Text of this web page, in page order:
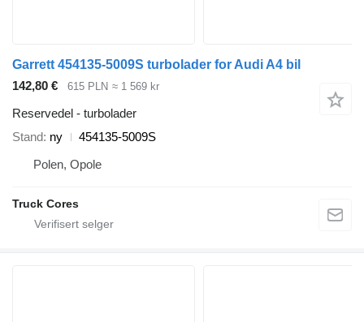
Garrett 454135-5009S turbolader for Audi A4 bil
142,80 €
615 PLN ≈ 1 569 kr
Reservedel - turbolader
Stand ny
454135-5009S
Polen, Opole
Truck Cores